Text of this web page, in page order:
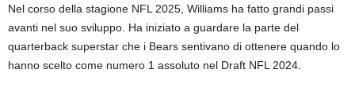
Nel corso della stagione NFL 2025, Williams ha fatto grandi passi
avanti nel suo sviluppo. Ha iniziato a guardare la parte del
quarterback superstar che i Bears sentivano di ottenere quando lo
hanno scelto come numero 1 assoluto nel Draft NFL 2024.